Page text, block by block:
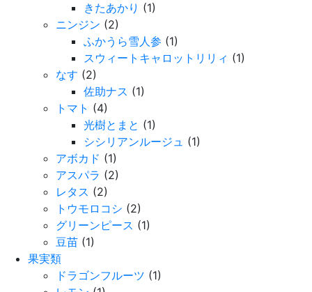
きたあかり (1)
ニンジン (2)
ふかうら雪人参 (1)
スウィートキャロットリリィ (1)
なす (2)
佐助ナス (1)
トマト (4)
光樹とまと (1)
シシリアンルージュ (1)
アボカド (1)
アスパラ (2)
レタス (2)
トウモロコシ (2)
グリーンピース (1)
豆苗 (1)
果実類
ドラゴンフルーツ (1)